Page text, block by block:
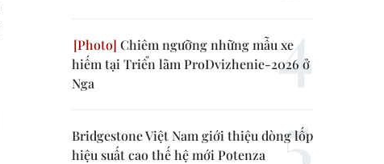
Chiêm ngưỡng những mẫu xe
hiếm tại Triển lãm ProDvizhenie-2026 ở
Nga
Bridgestone Việt Nam giới thiệu dòng lốp
hiệu suất cao thế hệ mới Potenza